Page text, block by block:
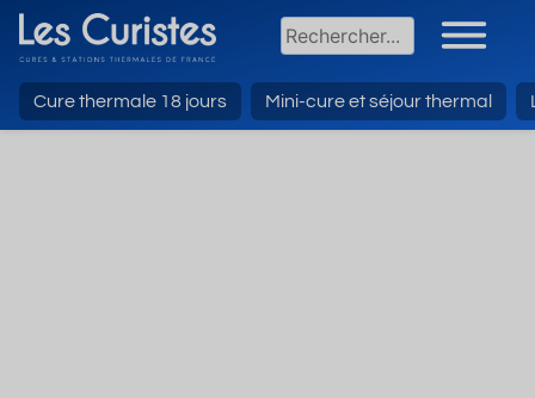
Cure thermale 18 jours Mini-cure et séjour thermal